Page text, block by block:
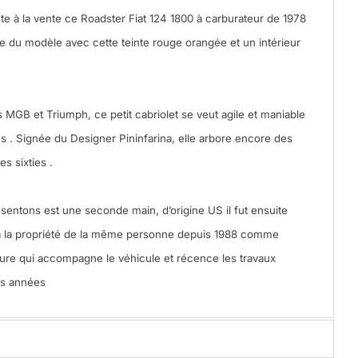
à la vente ce Roadster Fiat 124 1800 à carburateur de 1978
du modèle avec cette teinte rouge orangée et un intérieur
et Triumph, ce petit cabriolet se veut agile et maniable
. Signée du Designer Pininfarina, elle arbore encore des
sixties .
est une seconde main, d’origine US il fut ensuite
propriété de la même personne depuis 1988 comme
qui accompagne le véhicule et récence les travaux
années